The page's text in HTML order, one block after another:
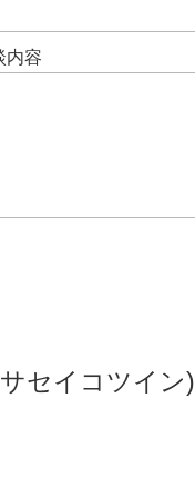
内容
イコツイン)